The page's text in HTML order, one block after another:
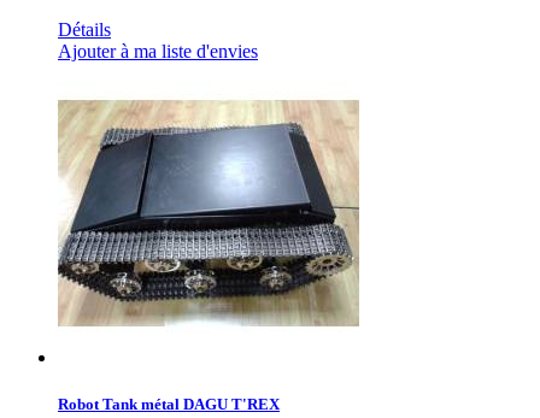
Détails
Ajouter à ma liste d'envies
Robot Tank métal DAGU T'REX